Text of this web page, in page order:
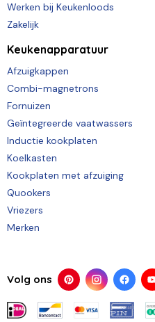
Werken bij Keukenloods
Zakelijk
Keukenapparatuur
Afzuigkappen
Combi-magnetrons
Fornuizen
Geïntegreerde vaatwassers
Inductie kookplaten
Koelkasten
Kookplaten met afzuiging
Quookers
Vriezers
Merken
Volg ons